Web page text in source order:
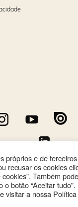
próprios e de
recusar os cookies
Também
o botão “Aceitar
visitar a nossa